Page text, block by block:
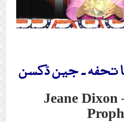
تحفہ ۔ جین ڈکسن
Jeane Dixon